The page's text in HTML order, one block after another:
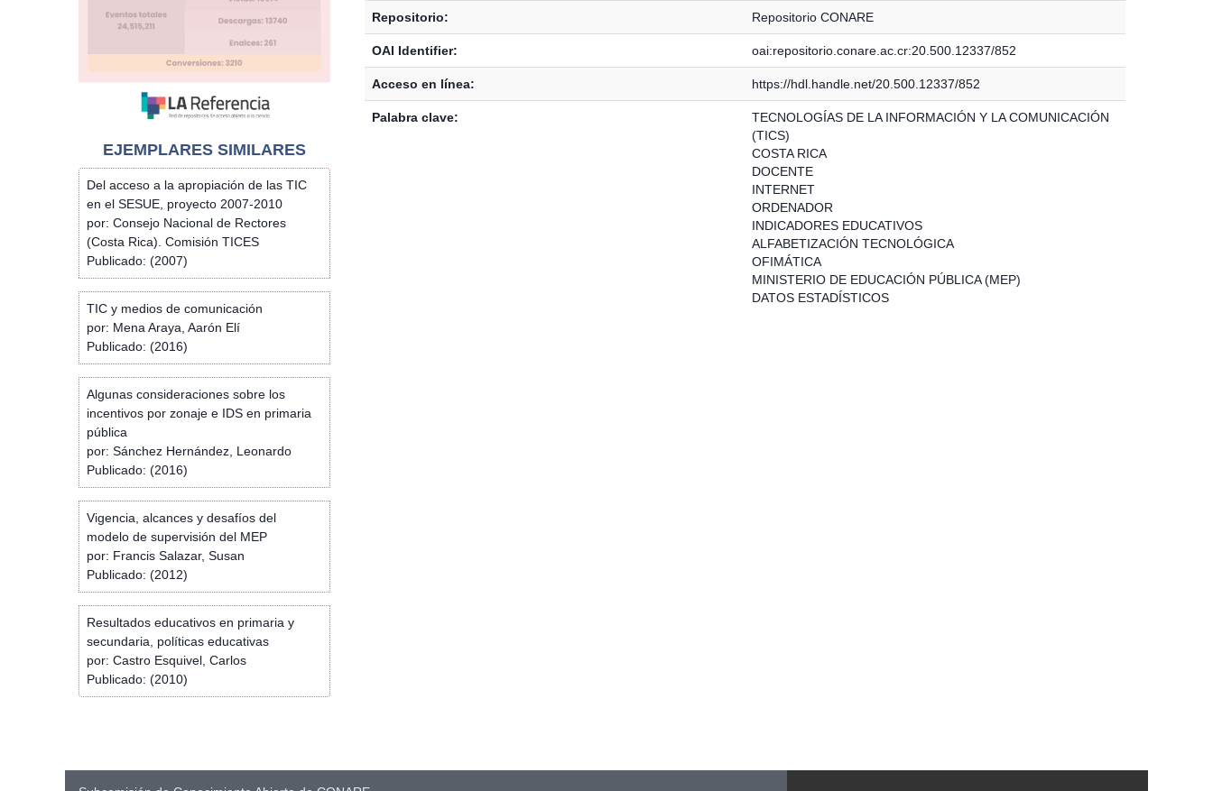
Repositorio: Repositorio CONARE
OAI Identifier: oai:repositorio.conare.ac.cr:20.500.12337/852
Acceso en línea: https://hdl.handle.net/20.500.12337/852
Palabra clave:
TECNOLOGÍAS DE LA INFORMACIÓN Y LA COMUNICACIÓN
(TICS)
COSTA RICA
DOCENTE
INTERNET
ORDENADOR
INDICADORES EDUCATIVOS
ALFABETIZACIÓN TECNOLÓGICA
OFIMÁTICA
MINISTERIO DE EDUCACIÓN PÚBLICA (MEP)
DATOS ESTADÍSTICOS
EJEMPLARES SIMILARES
Del acceso a la apropiación de las TIC
en el SESUE, proyecto 2007-2010
por: Consejo Nacional de Rectores
(Costa Rica). Comisión TICES
Publicado: (2007)
TIC y medios de comunicación
por: Mena Araya, Aarón Elí
Publicado: (2016)
Algunas consideraciones sobre los
incentivos por zonaje e IDS en primaria
pública
por: Sánchez Hernández, Leonardo
Publicado: (2016)
Vigencia, alcances y desafíos del
modelo de supervisión del MEP
por: Francis Salazar, Susan
Publicado: (2012)
Resultados educativos en primaria y
secundaria, políticas educativas
por: Castro Esquivel, Carlos
Publicado: (2010)